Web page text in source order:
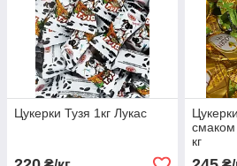
Цукерки Тузя 1кг Лукас
кг